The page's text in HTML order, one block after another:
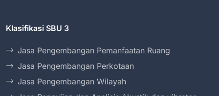
Klasifikasi SBU 3
Jasa Pengembangan Pemanfaatan Ruang
Jasa Pengembangan Perkotaan
Jasa Pengembangan Wilayah